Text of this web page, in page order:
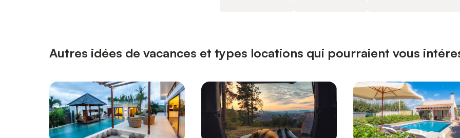
Autres idées de vacances et types locations qui pourraient vous